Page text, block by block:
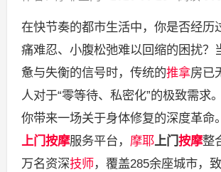
在快节奏的都市生活中，你是否经历
痛难忍、小腹松弛难以回缩的困扰？
惫与失衡的信号时，传统的推拿房已
人对于“零等待、私密化”的极致需求
你带来一场关于身体修复的深度革命
上门按摩服务平台， 摩耶上门按摩整
万名资深技师 ，覆盖285余座城市，